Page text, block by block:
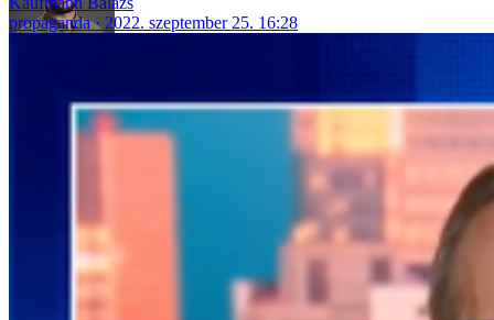
propaganda
2022. szeptember 25. 16:28